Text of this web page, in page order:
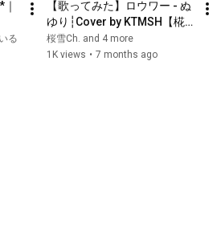
#아일릿
#kpopcover
る
【歌ってみた】ロウワー - ぬ
ゆり┆Cover by KTMSH【椛音
かのん/夢月塔尼雅/綠茶牛奶/
桜雪/猫崎ひなた】
桜雪Ch. and 4 more
1K views • 7 months ago